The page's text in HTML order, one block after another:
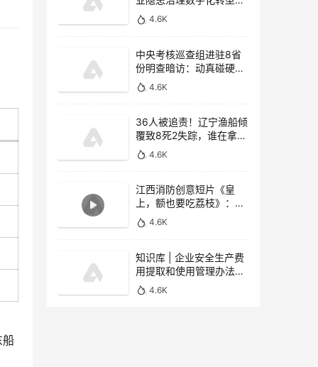
船
四个关键
4.6K
中央考核巡查组进驻8省
份明查暗访：动真碰硬，
重拳惩治非法违法行为
4.6K
36人被追责！辽宁渔船倾
覆致8死2失踪，谁在拿生
命当儿戏？
4.6K
江西消防创意短片《皇
上，额也要吃荔枝》：5
天6000万播放！口诀“一
甩两接拧到底”
4.6K
知识库 | 企业安全生产费
用提取和使用管理办法
（2026版）核心解读
4.6K